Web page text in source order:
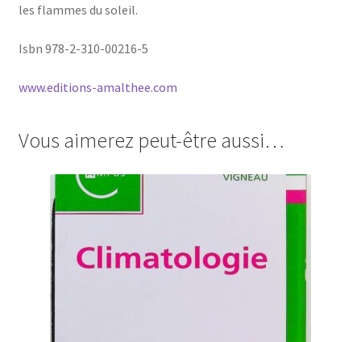
les flammes du soleil.
Isbn 978-2-310-00216-5
www.editions-amalthee.com
Vous aimerez peut-être aussi…